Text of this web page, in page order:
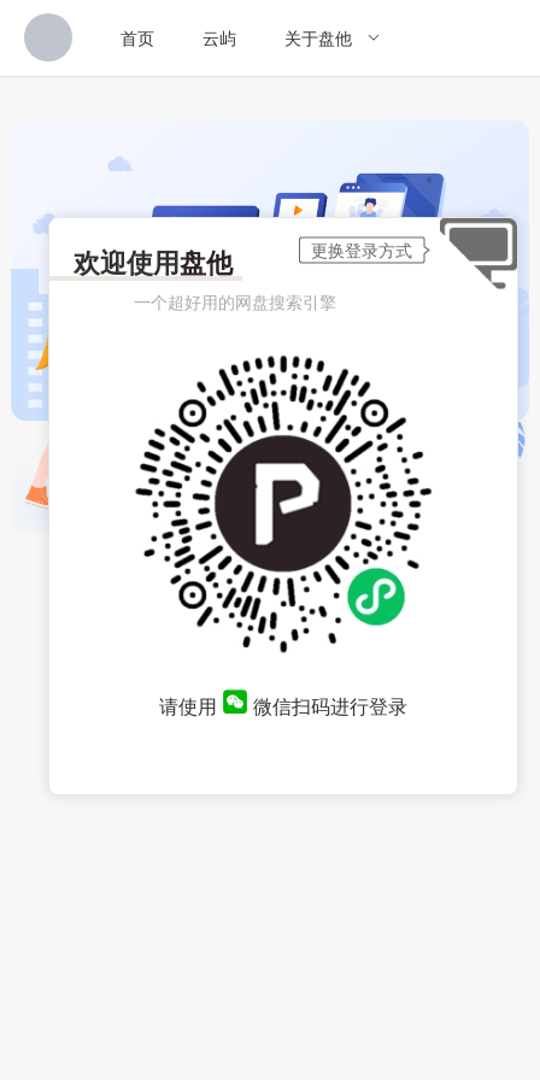
首页 云屿 关于盘他
欢迎使用盘他
一个超好用的网盘搜索引擎
请使用 微信扫码进行登录